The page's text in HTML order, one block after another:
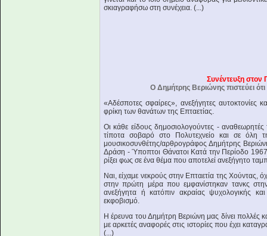
σκιαγραφήσω στη συνέχεια. (...)
Συνέντευξη στον
Ο Δημήτρης Βεριώνης πιστεύει
«Αδέσποτες σφαίρες», ανεξήγητες αυτοκτονίες
φρίκη των θανάτων της Επταετίας.
Οι κάθε είδους δημοσιολογούντες -
τίποτα σοβαρό στο Πολυτεχνείο και σε όλη
μουσικοσυνθέτης/αρθρογράφος Δημήτρης
Δράση - Ύποπτοι Θάνατοι Κατά την Περίοδο
ρίξει φως σε ένα θέμα που αποτελεί ανεξήγητο
Ναι, είχαμε νεκρούς στην Επταετία της Χούντας,
στην πρώτη μέρα που εμφανίστηκαν τανκς
ανεξήγητα ή κατόπιν ακραίας ψυχολογικής
εκφοβισμό.
Η έρευνα του Δημήτρη Βεριώνη μας δίνει πολλές
με αρκετές αναφορές στις ιστορίες που έχει
(...)